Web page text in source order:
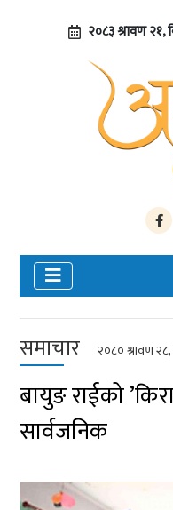
२०८३ श्रावण २१,
समाचार २०८० श्रावण
बायुङ राईको
सार्वजनिक